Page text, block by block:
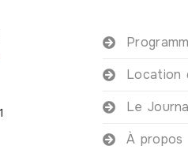
Location
Le
À propos